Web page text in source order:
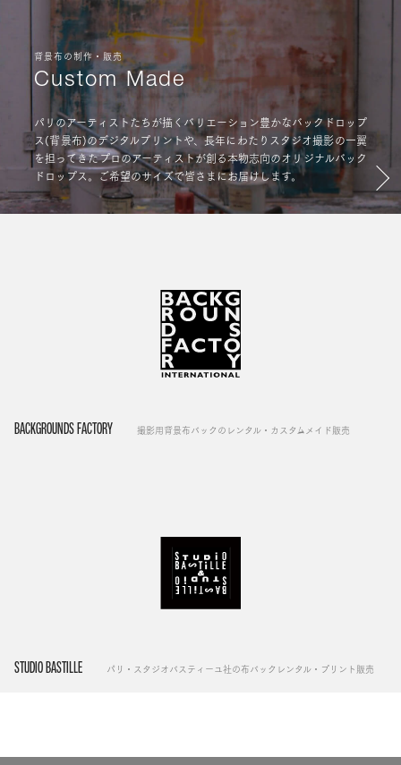
背景布の制作・販売
Custom Made
パリのアーティストたちが描くバリエーション豊かなバックドロップ
ス(背景布)のデジタルプリントや、長年にわたりスタジオ撮影の一翼
を担ってきたプロのアーティストが創る本物志向のオリジナルバック
ドロップス。ご希望のサイズで皆さまにお届けします。
BACKGROUNDS FACTORY 撮影用背景布バックのレンタル・カスタムメイド販売
STUDIO BASTILLE パリ・スタジオバスティーユ社の布バックレンタル・プリント販売